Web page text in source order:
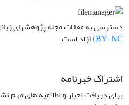
دسترسی به مقالات مجله پژوهشهای
BY-NC) آزاد است.
اشتراک خبرنامه
برای دریافت اخبار و اطلاعیه های مهم